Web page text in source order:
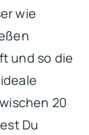
wie
und so die
20
Du